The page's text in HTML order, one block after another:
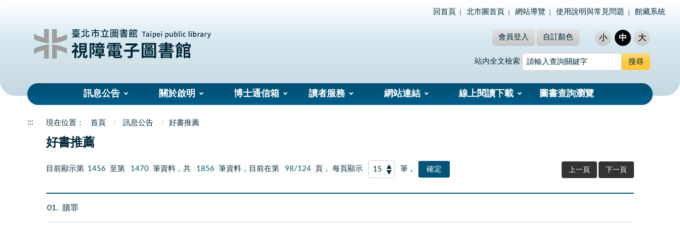
回首頁 北市圖首頁 網站導覽 使用說明與常見問題 館藏系統
會員登入 自訂顏色 小 中 大
站內全文檢索
訊息公告 關於啟明 博士通信箱 讀者服務 網站連結 線上閱讀下載 圖書查詢瀏覽
::: 首頁 訊息公告 好書推薦
好書推薦
目前顯示第 1456 至第 1470 筆資料，共 1856 筆資料，目前在第 98/124 頁， 每頁顯示 筆， 上一頁 下一頁
01 贖罪